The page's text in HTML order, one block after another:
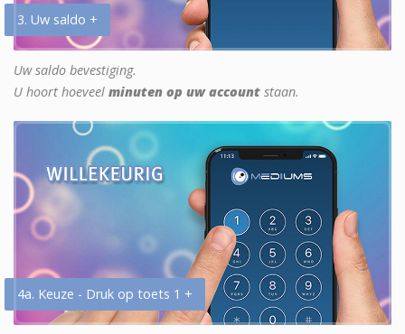
3. Uw saldo +
Uw saldo bevestiging.
U hoort hoeveel minuten op uw account staan.
4a. Keuze - Druk op toets 1 +